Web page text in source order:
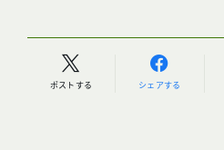
ポストする シェアする